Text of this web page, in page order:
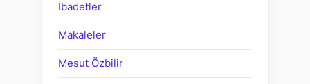
İbadetler
Makaleler
Mesut Özbilir